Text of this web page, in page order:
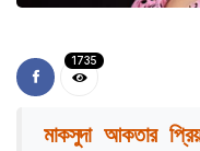
1735
মাকসুদা আকতার